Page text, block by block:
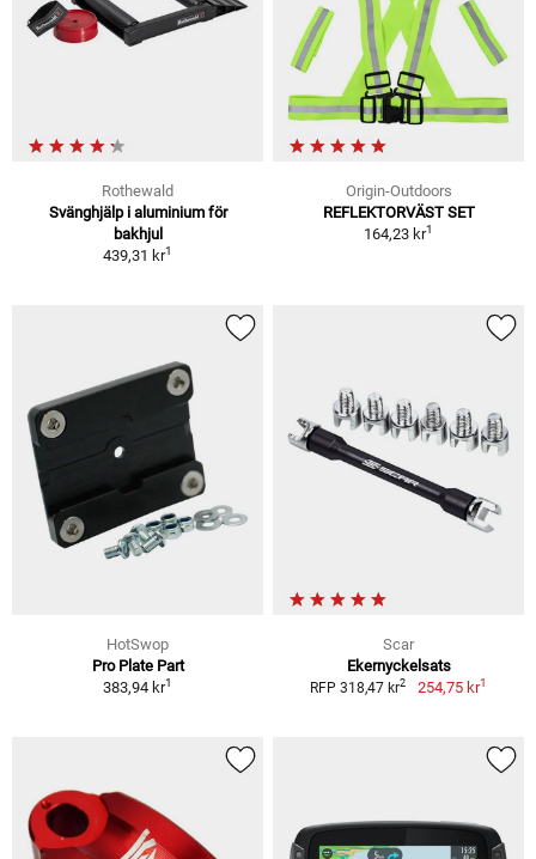
Rothewald
Svänghjälp i aluminium för
bakhjul
439,31 kr1
Origin-Outdoors
REFLEKTORVÄST SET
164,23 kr1
HotSwop
Pro Plate Part
383,94 kr1
Scar
Ekernyckelsats
RFP 318,47 kr2 254,75 kr1